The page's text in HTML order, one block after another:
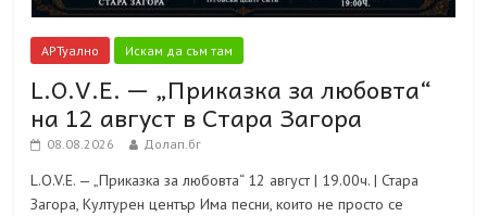
АРТуално Искам да съм там
L.O.V.E. — „Приказка за любовта“
на 12 август в Стара Загора
08.08.2026 Долап.бг
L.O.V.E. — „Приказка за любовта“ 12 август | 19.00ч. | Стара
Загора, Културен център Има песни, които не просто се